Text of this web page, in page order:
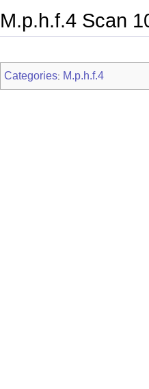
M.p.h.f.4 Scan
Categories: M.p.h.f.4